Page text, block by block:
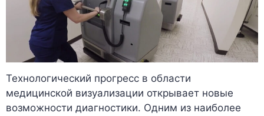
Технологический прогресс в области
медицинской визуализации открывает новые
возможности диагностики. Одним из наиболее